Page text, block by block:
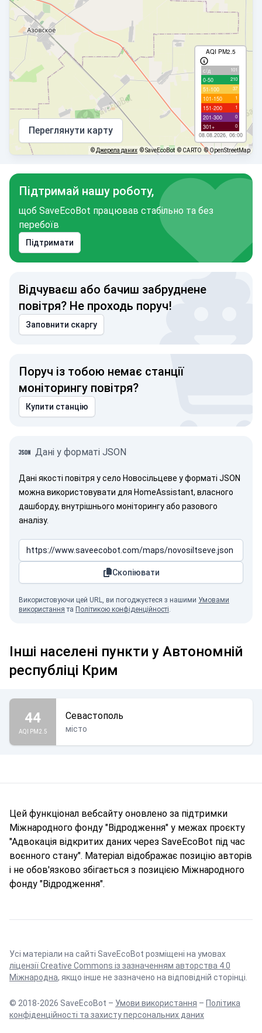
AQI PM2.5
с/д 101
0-50 210
51-100 37
101-150 1
151-200 1
201-300 0
301+ 0
08.08.2026, 06:00
Переглянути карту
© Джерела даних © SaveEcoBot © CARTO © OpenStreetMap
Підтримай нашу роботу,
щоб SaveEcoBot працював стабільно та без
перебоїв
Підтримати
Відчуваєш або бачиш забруднене
повітря? Не проходь поруч!
Заповнити скаргу
Поруч із тобою немає станції
моніторингу повітря?
Купити станцію
Дані у форматі JSON
Дані якості повітря у село Новосільцеве у форматі JSON
можна використовувати для HomeAssistant, власного
дашборду, внутрішнього моніторингу або разового
аналізу.
Скопіювати
Використовуючи цей URL, ви погоджуєтеся з нашими Умовами
використання та Політикою конфіденційності.
Інші населені пункти у Автономній
республіці Крим
44
AQI PM2.5
Севастополь
місто
Цей функціонал вебсайту оновлено за підтримки
Міжнародного фонду "Відродження" у межах проєкту
"Адвокація відкритих даних через SaveEcoBot під час
воєнного стану". Матеріал відображає позицію авторів
і не обов'язково збігається з позицією Міжнародного
фонду "Відродження".
Усі матеріали на сайті SaveEcoBot розміщені на умовах
ліцензії Creative Commons із зазначенням авторства 4.0
Міжнародна, якщо інше не зазначено на відповідній сторінці.
© 2018-2026 SaveEcoBot – Умови використання – Політика
конфіденційності та захисту персональних даних